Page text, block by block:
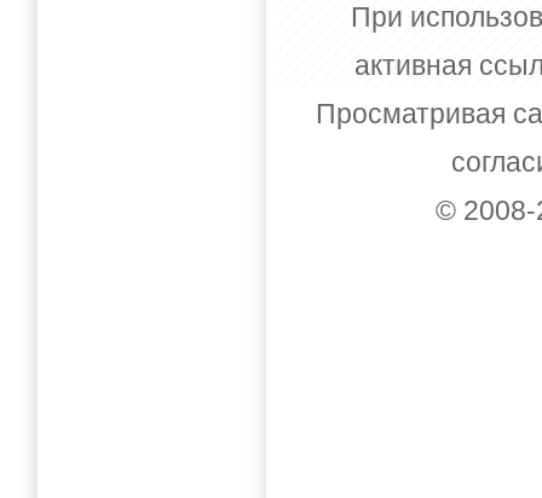
При
активная
Просматривая
©